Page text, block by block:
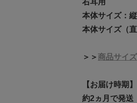
右耳用
本体サイズ：
本体サイズ（
＞＞商品サイ
【お届け時期】
約2ヵ月で発送